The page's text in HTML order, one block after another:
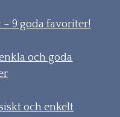
9 goda favoriter!
och goda
och enkelt